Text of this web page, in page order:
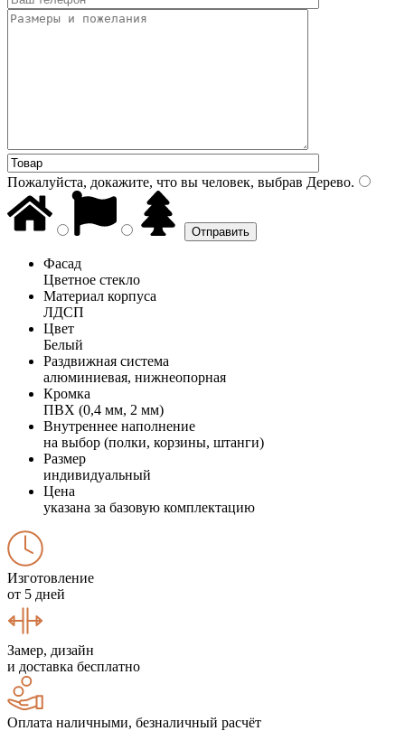
Пожалуйста, докажите, что вы человек, выбрав Дерево.
Фасад
Цветное стекло
Материал корпуса
ЛДСП
Цвет
Белый
Раздвижная система
алюминиевая, нижнеопорная
Кромка
ПВХ (0,4 мм, 2 мм)
Внутреннее наполнение
на выбор (полки, корзины, штанги)
Размер
индивидуальный
Цена
указана за базовую комплектацию
Изготовление
от 5 дней
Замер, дизайн
и доставка бесплатно
Оплата наличными, безналичный расчёт